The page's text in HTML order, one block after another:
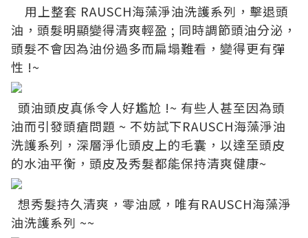
用上整套 RAUSCH海藻淨油洗護系列，擊退頭
油，頭髮明顯變得清爽輕盈 ; 同時調節頭油分泌，
頭髮不會因為油份過多而扁塌難看，變得更有彈
性 !~
頭油頭皮真係令人好尷尬 !~ 有些人甚至因為頭
油而引發頭瘡問題 ~ 不妨試下RAUSCH海藻淨油
洗護系列，深層淨化頭皮上的毛囊，以達至頭皮
的水油平衡，頭皮及秀髮都能保持清爽健康~
想秀髮持久清爽，零油感，唯有RAUSCH海藻淨
油洗護系列 ~~